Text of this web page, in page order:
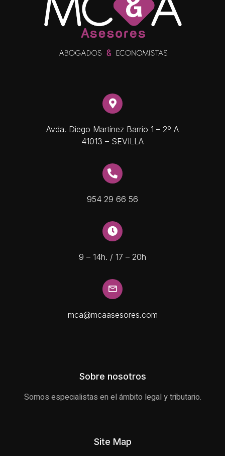
Avda. Diego Martínez Barrio 1 – 2º A
41013 – SEVILLA
954 29 66 56
9 – 14h. / 17 – 20h
mca@mcaasesores.com
Sobre nosotros
Somos especialistas en el ámbito legal y tributario.
Site Map